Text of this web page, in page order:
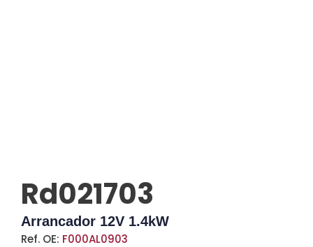
Rd021703
Arrancador 12V 1.4kW
Ref. OE: F000AL0903